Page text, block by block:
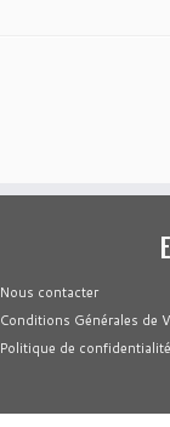
Nous contacter
Conditions Générales de
Politique de confidentialité